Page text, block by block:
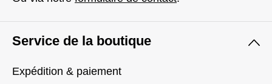
Service de la boutique
Expédition & paiement